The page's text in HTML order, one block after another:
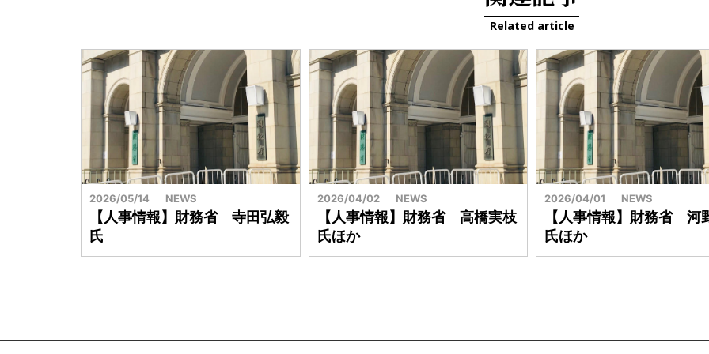
Related article
2026/05/14 NEWS
【人事情報】財務省 寺田弘毅
氏
2026/04/02 NEWS
【人事情報】財務省 高橋実枝
氏ほか
2026/04/01 NEWS
【人事情報】財務省 河
氏ほか